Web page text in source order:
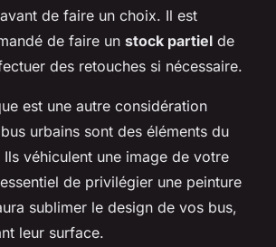
avant de faire un choix. Il est
de faire un stock partiel de
des retouches si nécessaire.
est une autre considération
urbains sont des éléments du
Ils véhiculent une image de votre
de privilégier une peinture
sublimer le design de vos bus,
leur surface.